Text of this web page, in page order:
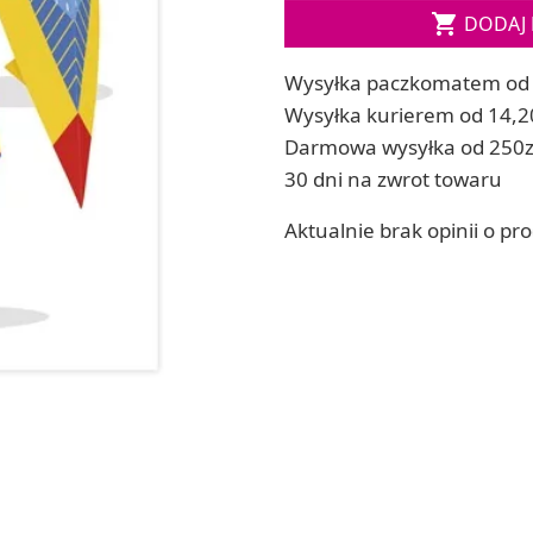
ręcznych
Soda, kwasek, formy do kul do kąpieli
RZEŹBA, GLINY I ODLEWY
Lepienie i rzeźbienie
Odlewy dekoracyjne
Tworzenie z gliny polimerowej
Modelowanie dla dzieci
 DODAJ
Wysyłka paczkomatem od
Wysyłka kurierem od
Darmowa wysyłka od
30 dni na zwrot towaru
Aktualnie brak opinii o